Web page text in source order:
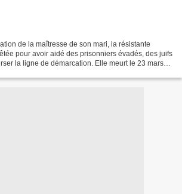
de la maîtresse de son mari, la résistante
pour avoir aidé des prisonniers évadés, des juifs
la ligne de démarcation. Elle meurt le 23 mars